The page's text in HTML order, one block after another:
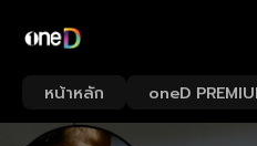
หน้าหลัก oneD